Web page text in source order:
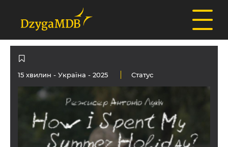
15 хвилин - Україна - 2025 Статус